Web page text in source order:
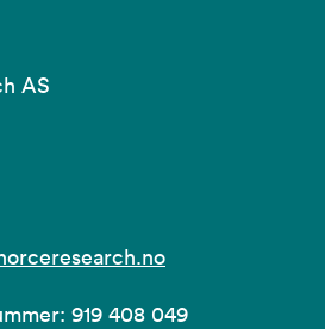
AS
919 408 049